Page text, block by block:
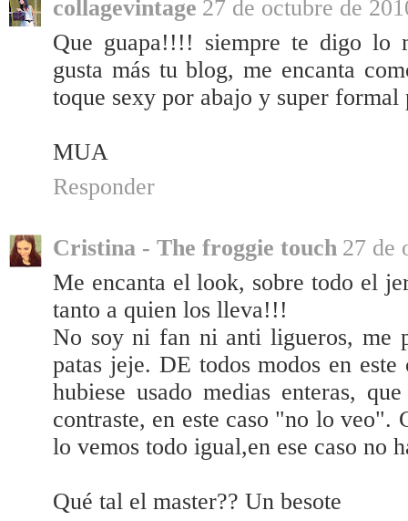
collagevintage 27 de octubre de
Que guapa!!!! siempre te digo lo
gusta más tu blog, me encanta
toque sexy por abajo y super
MUA
Responder
Cristina - The froggie touch 27 de
Me encanta el look, sobre todo el
tanto a quien los lleva!!!
No soy ni fan ni anti ligueros, me
patas jeje. DE todos modos en
hubiese usado medias enteras,
contraste, en este caso "no lo veo".
lo vemos todo igual,en ese caso no
Qué tal el master?? Un besote